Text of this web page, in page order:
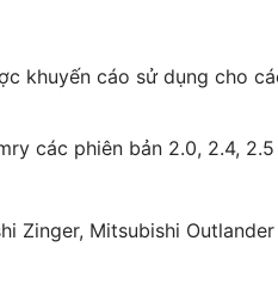
khuyến cáo sử dụng cho
các phiên bản 2.0, 2.4, 2.5
Zinger, Mitsubishi